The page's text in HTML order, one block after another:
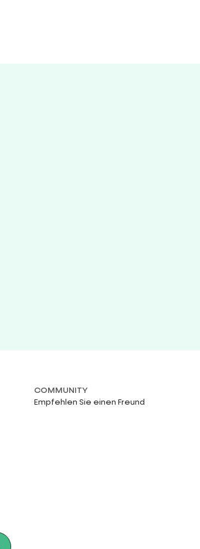
COMMUNITY
Empfehlen Sie einen Freund